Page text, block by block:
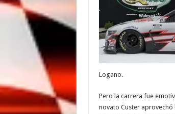
Logano.
Pero la carrera fue
novato Custer